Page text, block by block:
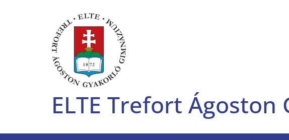
ELTE Trefort